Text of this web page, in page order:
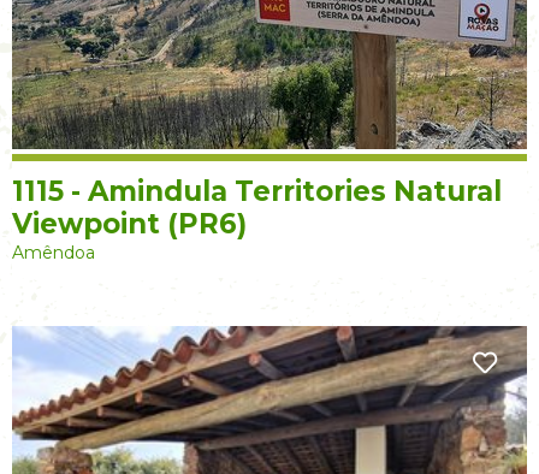
1115 - Amindula Territories Natural
Viewpoint (PR6)
Amêndoa